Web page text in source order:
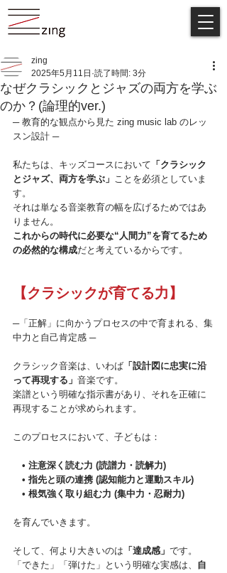
なぜクラシックとジャズの両方を学ぶ
のか？(論理的ver.)
zing
2025年5月11日 読了時間: 3分
─ 教育的な観点から見た zing music lab のレッ
スン設計 ─
私たちは、キッズコースにおいて 「クラシック
とジャズ、両方を学ぶ」 ことを必須としていま
す。
それは単なる音楽教育の幅を広げるためではあ
りません。
これからの時代に必要な“人間力”を育てるため
の必然的な構成だと考えているからです。
【クラシックが育てる力】
─「正解」に向かうプロセスの中で育まれる、集
中力と自己肯定感 ─
クラシック音楽は、いわば 「設計図に忠実に沿
って再現する」 音楽です。
楽譜という明確な指示書があり、それを正確に
このプロセスにおいて、子どもは：
• 注意深く読む力 (読譜力・読解力)
• 指先と頭の連携 (認知能力と運動スキル)
• 根気強く取り組む力 (集中力・忍耐力)
を育んでいきます。
そして、何より大きいのは 「達成感」 です。
「できた」「弾けた」という明確な実感は、 自